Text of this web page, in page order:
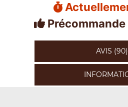
AVIS (90)